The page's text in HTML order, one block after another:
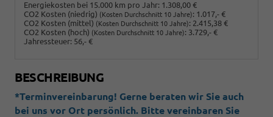
Energiekosten bei 15.000 km pro Jahr: 1.308,00 €
CO2 Kosten (niedrig) (Kosten Durchschnitt 10 Jahre): 1.017,- €
CO2 Kosten (mittel) (Kosten Durchschnitt 10 Jahre): 2.415,38 €
CO2 Kosten (hoch) (Kosten Durchschnitt 10 Jahre): 3.729,- €
Jahressteuer: 56,- €
BESCHREIBUNG
*Terminvereinbarung! Gerne beraten wir Sie auch
bei uns vor Ort persönlich. Bitte vereinbaren Sie